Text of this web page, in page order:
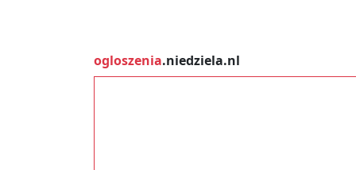
ogloszenia.niedziela.nl